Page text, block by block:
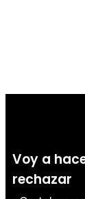
Voy a
rechazar